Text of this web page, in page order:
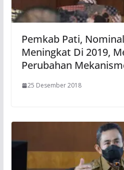
Pemkab Pati,
Meningkat Di 2019,
Perubahan
25 Desember 2018